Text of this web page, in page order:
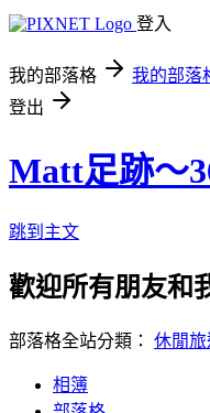
登入
我的部落格 我的部落
登出
Matt足跡～
跳到主文
歡迎所有朋友和
部落格全站分類： 休閒旅
相簿